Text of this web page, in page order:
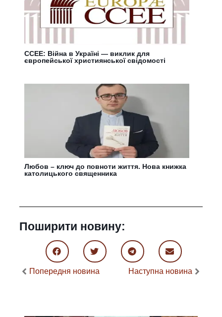
CCEE: Війна в Україні — виклик для
європейської християнської свідомості
Любов – ключ до повноти життя. Нова книжка
католицького священника
Поширити новину:
Попередня новина Наступна новина